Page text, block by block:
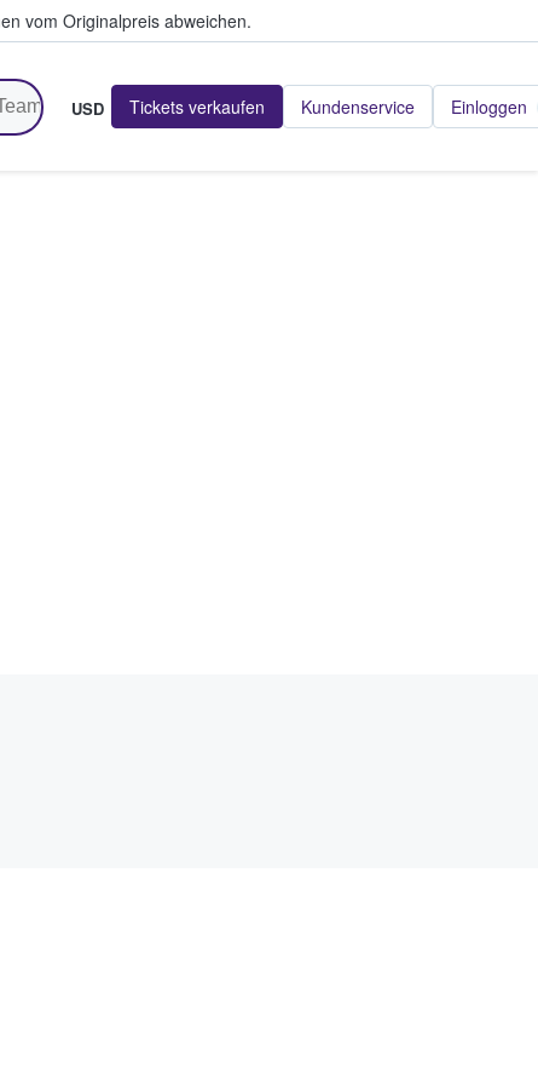
vom Originalpreis abweichen.
USD Tickets verkaufen Kundenservice Einloggen